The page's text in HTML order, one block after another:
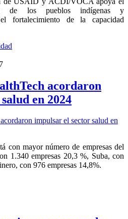
de los pueblos indígenas y
fortalecimiento de la capacidad
acordaron
en 2024
con mayor número de empresas del
1.340 empresas 20,3 %, Suba, con
con 976 empresas 14,8%.